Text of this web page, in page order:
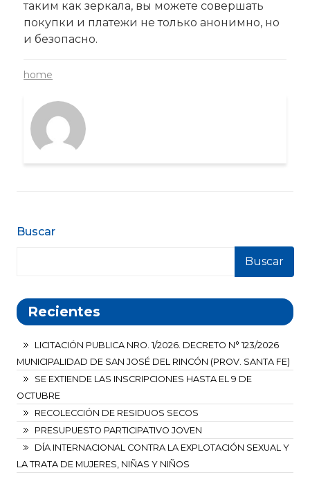
Buscar
Buscar
Recientes
LICITACIÓN PUBLICA NRO. 1/2026. DECRETO N° 123/2026
MUNICIPALIDAD DE SAN JOSÉ DEL RINCÓN (PROV. SANTA FE)
SE EXTIENDE LAS INSCRIPCIONES HASTA EL 9 DE
OCTUBRE
RECOLECCIÓN DE RESIDUOS SECOS
PRESUPUESTO PARTICIPATIVO JOVEN
DÍA INTERNACIONAL CONTRA LA EXPLOTACIÓN SEXUAL Y
LA TRATA DE MUJERES, NIÑAS Y NIÑOS
таким как зеркала, вы можете совершать
покупки и платежи не только анонимно, но
и безопасно.
home